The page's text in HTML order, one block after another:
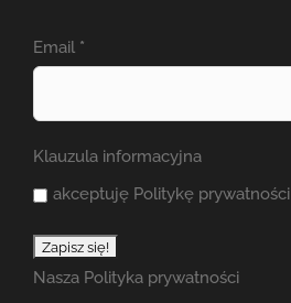
Email *
Klauzula informacyjna
akceptuję Politykę prywatności
Nasza Polityka prywatności